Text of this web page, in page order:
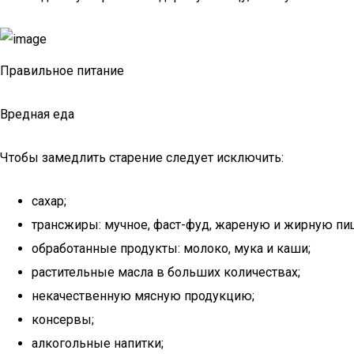
Правильное питание
Вредная еда
Чтобы замедлить старение следует исключить:
сахар;
трансжиры: мучное, фаст-фуд, жареную и жирную
обработанные продукты: молоко, мука и каши;
растительные масла в больших количествах;
некачественную мясную продукцию;
консервы;
алкогольные напитки;